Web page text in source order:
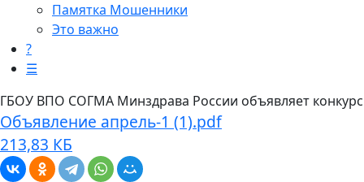
Памятка Мошенники
Это важно
?
☰
ГБОУ ВПО СОГМА Минздрава России объявляет
Объявление апрель-1 (1).pdf
213,83 КБ